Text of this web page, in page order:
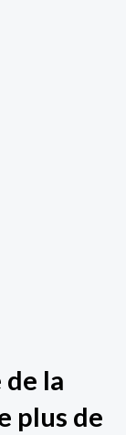
la
plus de